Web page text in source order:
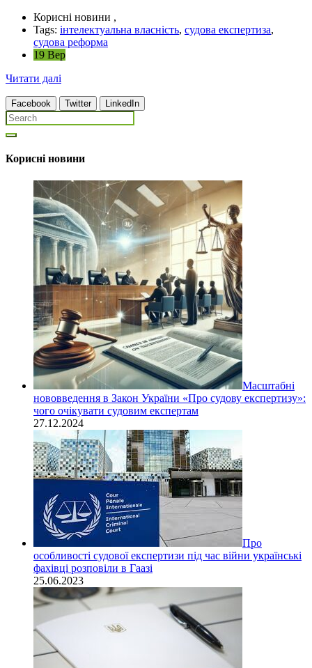
Корисні новини ,
Tags: інтелектуальна власність, судова експертиза,
судова реформа
19 Вер
Читати далі
Facebook Twitter LinkedIn
Корисні новини
Масштабні
нововведення в Закон України «Про судову експертизу»:
чого очікувати судовим експертам
27.12.2024
Про
особливості судової експертизи під час війни українські
фахівці розповіли в Гаазі
25.06.2023